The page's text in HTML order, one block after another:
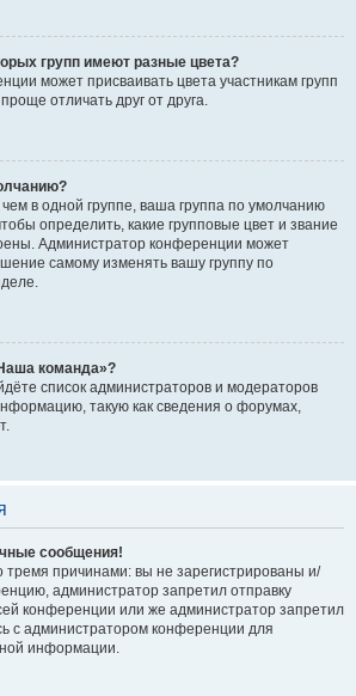
групп имеют разные цвета?
может присваивать цвета участникам групп
отличать друг от друга.
в одной группе, ваша группа по умолчанию
определить, какие групповые цвет и звание
Администратор конференции может
самому изменять вашу группу по
команда»?
список администраторов и модераторов
такую как сведения о форумах,
сообщения!
причинами: вы не зарегистрированы и/
администратор запретил отправку
конференции или же администратор запретил
с администратором конференции для
информации.